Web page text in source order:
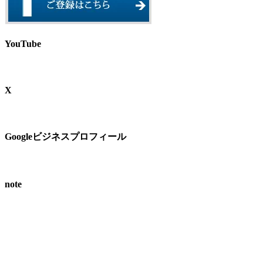
YouTube
X
Googleビジネスプロフィール
note